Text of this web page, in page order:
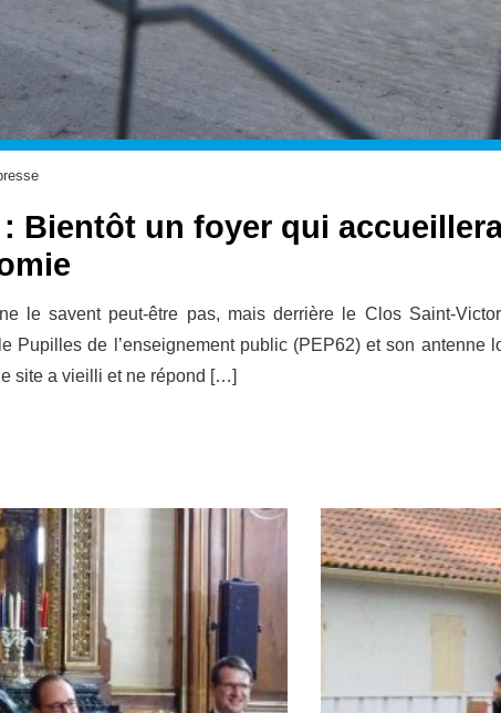
: Bientôt un foyer qui
le savent peut-être pas, mais derrière le Clos Saint-
Pupilles de l’enseignement public (PEP62) et son
site a vieilli et ne répond […]